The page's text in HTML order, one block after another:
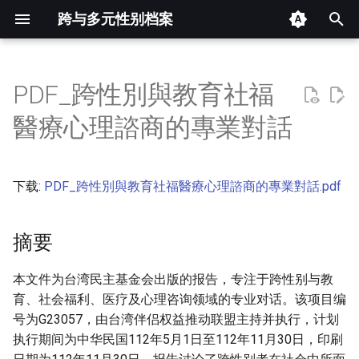
跨与多元性别档案
开
摘要
PDF_跨性別與教育社福
醫療心理諮商的專業對話
下载: PDF_跨性別與教育社福醫療心理諮商的專業對話.pdf
摘要
本文件为台湾民主基金会出版的报告，专注于跨性别与教
育、社会福利、医疗及心理咨询领域的专业对话。该项目编
号为G23057，由台湾伴侣权益推动联盟主持并执行，计划
执行期间为中华民国112年5月1日至112年11月30日，印刷